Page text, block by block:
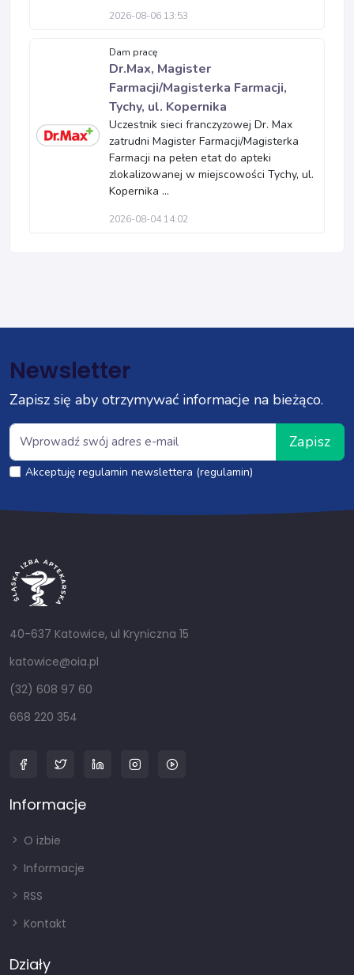
2026-08-06 13:53
Dam pracę
Dr.Max, Magister
Farmacji/Magisterka Farmacji,
Tychy, ul. Kopernika
Uczestnik sieci franczyzowej Dr. Max
zatrudni Magister Farmacji/Magisterka
Farmacji na pełen etat do apteki
zlokalizowanej w miejscowości Tychy, ul.
Kopernika ...
2026-08-04 14:02
Newsletter
Zapisz się aby otrzymywać informacje na bieżąco.
Zapisz
Akceptuję regulamin newslettera (regulamin)
40-637 Katowice, ul Kryniczna 15
katowice@oia.pl
(32) 608 97 60
668 220 354
Informacje
O izbie
Informacje
RSS
Kontakt
Działy